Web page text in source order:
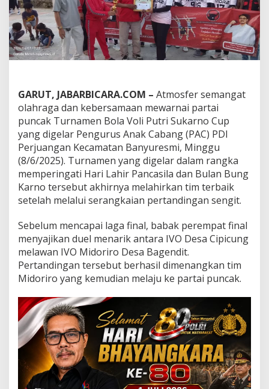
!
I
V
O
M
O
R
I
R
O
S
a
b
e
t
G
e
a
r
J
u
a
r
u
k
a
r
n
GARUT, JABARBICARA.COM – Atmosfer semangat
olahraga dan kebersamaan mewarnai partai
puncak Turnamen Bola Voli Putri Sukarno Cup
yang digelar Pengurus Anak Cabang (PAC) PDI
Perjuangan Kecamatan Banyuresmi, Minggu
(8/6/2025). Turnamen yang digelar dalam rangka
memperingati Hari Lahir Pancasila dan Bulan Bung
Karno tersebut akhirnya melahirkan tim terbaik
setelah melalui serangkaian pertandingan sengit.
Sebelum mencapai laga final, babak perempat final
menyajikan duel menarik antara IVO Desa Cipicung
melawan IVO Midoriro Desa Bagendit.
Pertandingan tersebut berhasil dimenangkan tim
Midoriro yang kemudian melaju ke partai puncak.